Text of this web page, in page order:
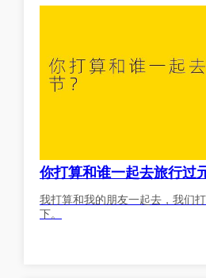
你打算和谁一起去旅行过
我打算和我的朋友一起去，我们
下。